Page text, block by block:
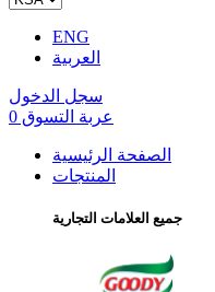
ENG
العربية
سجل الدخول
عربة التسوق 0
الصفحة الرئيسية
المنتجات
جميع العلامات التجارية